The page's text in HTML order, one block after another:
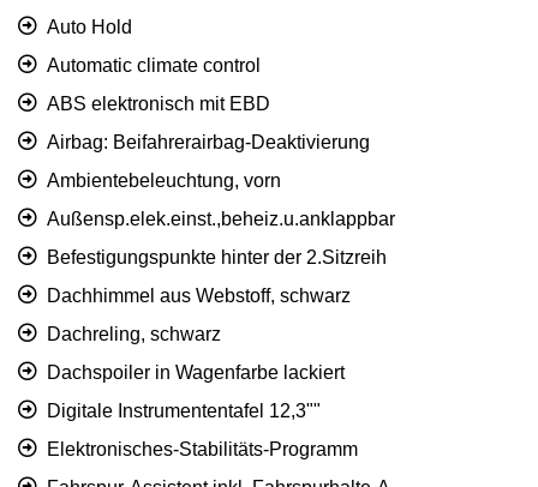
Auto Hold
Automatic climate control
ABS elektronisch mit EBD
Airbag: Beifahrerairbag-Deaktivierung
Ambientebeleuchtung, vorn
Außensp.elek.einst.,beheiz.u.anklappbar
Befestigungspunkte hinter der 2.Sitzreih
Dachhimmel aus Webstoff, schwarz
Dachreling, schwarz
Dachspoiler in Wagenfarbe lackiert
Digitale Instrumententafel 12,3""
Elektronisches-Stabilitäts-Programm